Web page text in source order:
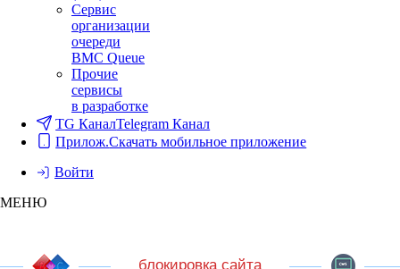
Сервис
организации
очереди
BMC Queue
Прочие
сервисы
в разработке
TG КаналTelegram Канал
Прилож.Скачать мобильное приложение
Войти
МЕНЮ
блокировка сайта